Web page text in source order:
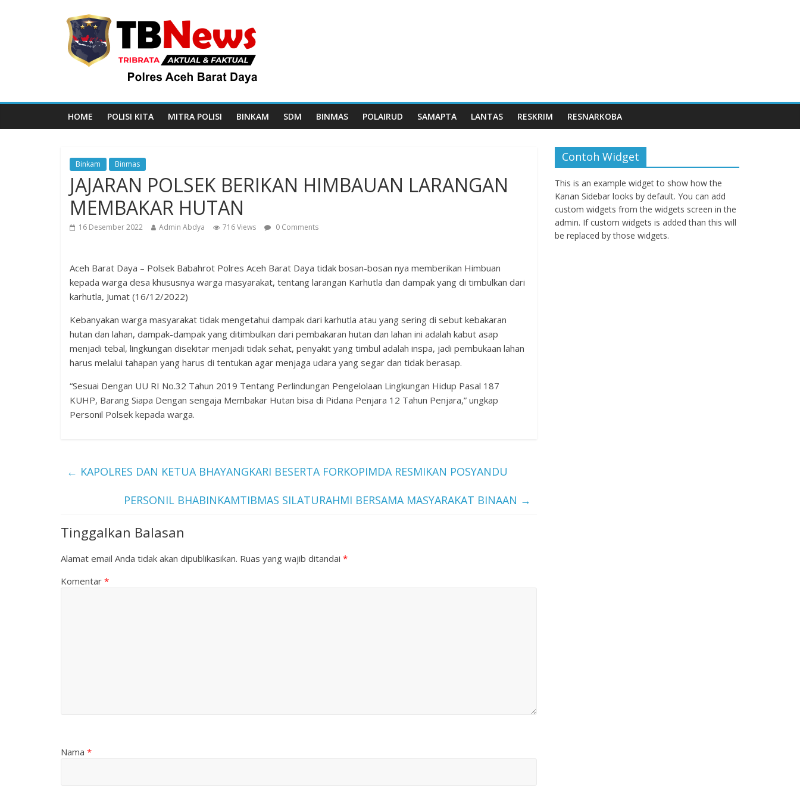
HOME POLISI KITA MITRA POLISI BINKAM SDM BINMAS POLAIRUD SAMAPTA LANTAS RESKRIM RESNARKOBA
Binkam Binmas
JAJARAN POLSEK BERIKAN HIMBAUAN LARANGAN
MEMBAKAR HUTAN
16 Desember 2022 Admin Abdya 716 Views 0 Comments
Aceh Barat Daya – Polsek Babahrot Polres Aceh Barat Daya tidak bosan-bosan nya memberikan Himbuan
kepada warga desa khususnya warga masyarakat, tentang larangan Karhutla dan dampak yang di timbulkan dari
karhutla, Jumat (16/12/2022)
Kebanyakan warga masyarakat tidak mengetahui dampak dari karhutla atau yang sering di sebut kebakaran
hutan dan lahan, dampak-dampak yang ditimbulkan dari pembakaran hutan dan lahan ini adalah kabut asap
menjadi tebal, lingkungan disekitar menjadi tidak sehat, penyakit yang timbul adalah inspa, jadi pembukaan lahan
harus melalui tahapan yang harus di tentukan agar menjaga udara yang segar dan tidak berasap.
“Sesuai Dengan UU RI No.32 Tahun 2019 Tentang Perlindungan Pengelolaan Lingkungan Hidup Pasal 187
KUHP, Barang Siapa Dengan sengaja Membakar Hutan bisa di Pidana Penjara 12 Tahun Penjara,” ungkap
Personil Polsek kepada warga.
← KAPOLRES DAN KETUA BHAYANGKARI BESERTA FORKOPIMDA RESMIKAN POSYANDU
PERSONIL BHABINKAMTIBMAS SILATURAHMI BERSAMA MASYARAKAT BINAAN →
Tinggalkan Balasan
Alamat email Anda tidak akan dipublikasikan. Ruas yang wajib ditandai *
Komentar *
Nama *
Contoh Widget
This is an example widget to show how the
Kanan Sidebar looks by default. You can add
custom widgets from the widgets screen in the
admin. If custom widgets is added than this will
be replaced by those widgets.